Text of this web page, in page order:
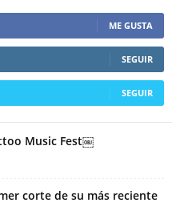
ME GUSTA
SEGUIR
SEGUIR
Music Fest￼
corte de su más reciente